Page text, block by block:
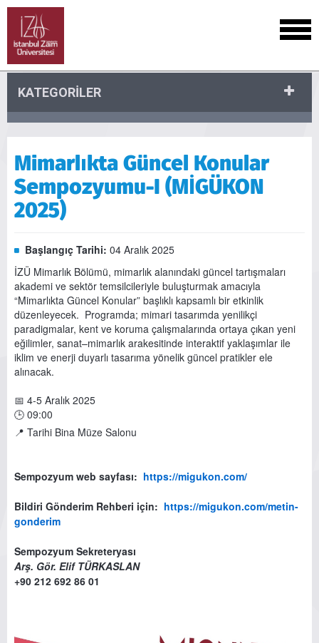
KATEGORİLER
Mimarlıkta Güncel Konular
Sempozyumu-I (MİGÜKON
2025)
Başlangıç Tarihi: 04 Aralık 2025
İZÜ Mimarlık Bölümü, mimarlık alanındaki güncel tartışmaları
akademi ve sektör temsilcileriyle buluşturmak amacıyla
“Mimarlıkta Güncel Konular” başlıklı kapsamlı bir etkinlik
düzenleyecek. Programda; mimari tasarımda yenilikçi
paradigmalar, kent ve koruma çalışmalarında ortaya çıkan yeni
eğilimler, sanat–mimarlık arakesitinde interaktif yaklaşımlar ile
iklim ve enerji duyarlı tasarıma yönelik güncel pratikler ele
alınacak.
📅 4-5 Aralık 2025
🕒 09:00
📍 Tarihi Bina Müze Salonu
Sempozyum web sayfası: https://migukon.com/
Bildiri Gönderim Rehberi için: https://migukon.com/metin-
gonderim
Sempozyum Sekreteryası
Arş. Gör. Elif TÜRKASLAN
+90 212 692 86 01